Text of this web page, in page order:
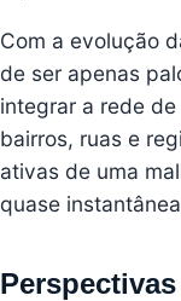
Com a evolução
de ser apenas
integrar a rede
bairros, ruas e
ativas de uma
quase